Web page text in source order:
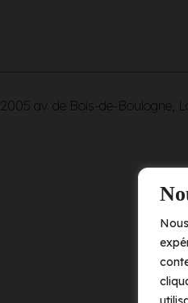
2005 av. de Bois-de-Boulogne,